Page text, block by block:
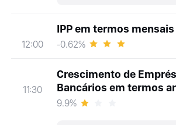
12:00
IPP em termos mensais
-0.62%
11:30
Crescimento de
Bancários em termos
9.9%